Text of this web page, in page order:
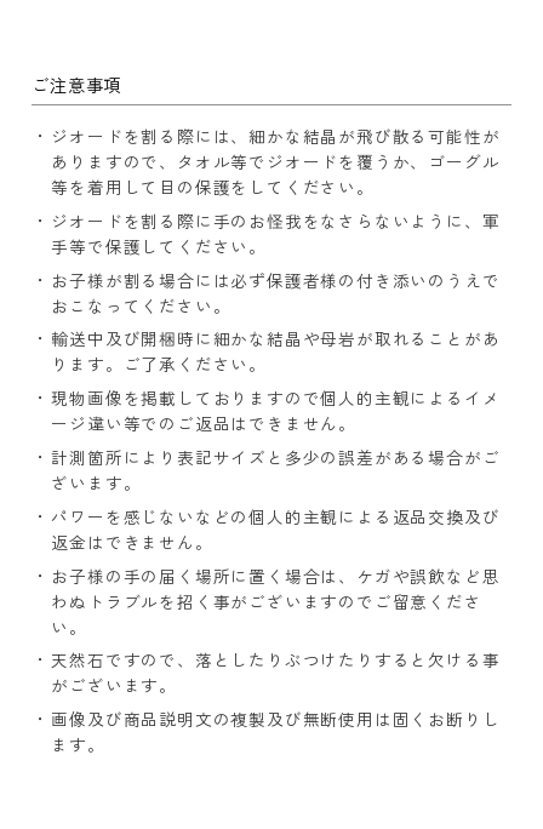
ご注意事項
ジオードを割る際には、細かな結晶が飛び散る可能性が
ありますので、タオル等でジオードを覆うか、ゴーグル
等を着用して目の保護をしてください。
ジオードを割る際に手のお怪我をなさらないように、軍
手等で保護してください。
お子様が割る場合には必ず保護者様の付き添いのうえで
おこなってください。
輸送中及び開梱時に細かな結晶や母岩が取れることがあ
ります。ご了承ください。
現物画像を掲載しておりますので個人的主観によるイメ
ージ違い等でのご返品はできません。
計測箇所により表記サイズと多少の誤差がある場合がご
ざいます。
パワーを感じないなどの個人的主観による返品交換及び
返金はできません。
お子様の手の届く場所に置く場合は、ケガや誤飲など思
わぬトラブルを招く事がございますのでご留意くださ
い。
天然石ですので、落としたりぶつけたりすると欠ける事
がございます。
画像及び商品説明文の複製及び無断使用は固くお断りし
ます。